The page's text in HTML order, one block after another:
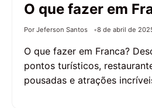
O que fazer em
Por Jeferson Santos 8 de abril de
O que fazer em Franca?
pontos turísticos,
pousadas e atrações